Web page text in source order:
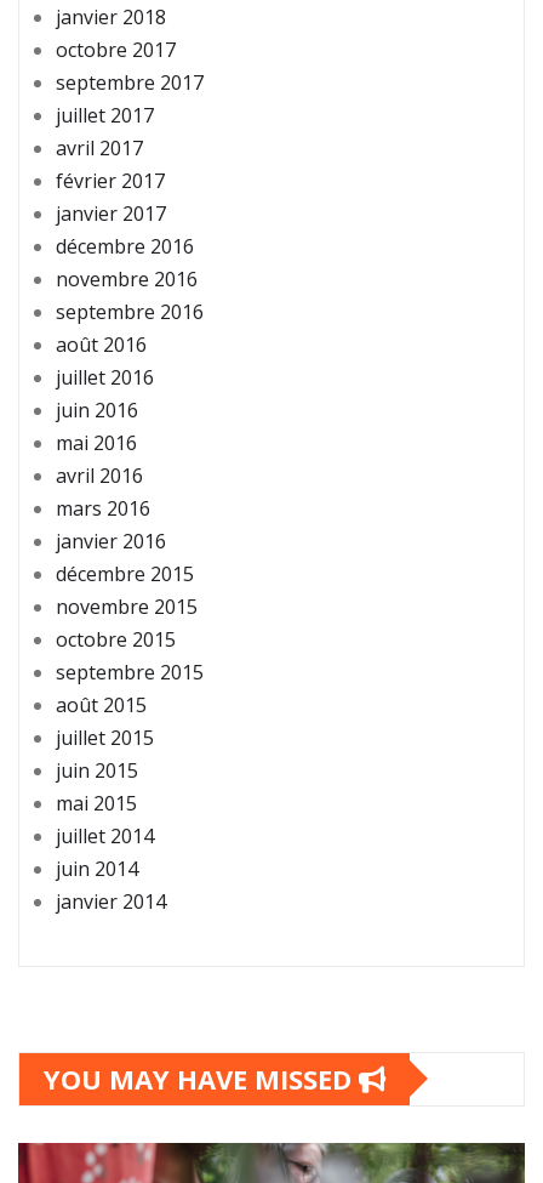
janvier 2018
octobre 2017
septembre 2017
juillet 2017
avril 2017
février 2017
janvier 2017
décembre 2016
novembre 2016
septembre 2016
août 2016
juillet 2016
juin 2016
mai 2016
avril 2016
mars 2016
janvier 2016
décembre 2015
novembre 2015
octobre 2015
septembre 2015
août 2015
juillet 2015
juin 2015
mai 2015
juillet 2014
juin 2014
janvier 2014
YOU MAY HAVE MISSED